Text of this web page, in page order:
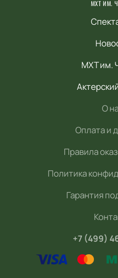
МХТ ИМ.
МХТ им.
О
Оплата и
Правила
Политика
Гарантия
+7 (499)